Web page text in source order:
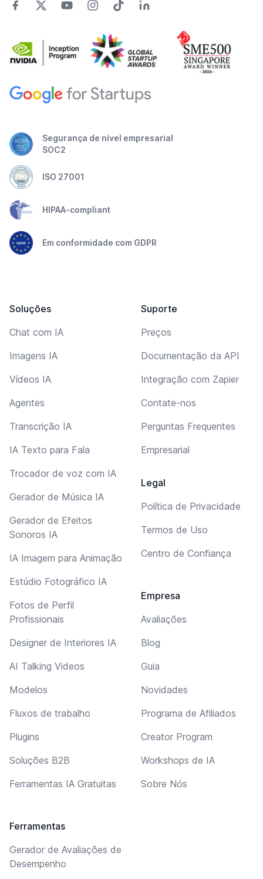
Segurança de nível empresarial
SOC2
ISO 27001
HIPAA-compliant
Em conformidade com GDPR
Soluções
Chat com IA
Imagens IA
Vídeos IA
Agentes
Transcrição IA
IA Texto para Fala
Trocador de voz com IA
Gerador de Música IA
Gerador de Efeitos
Sonoros IA
IA Imagem para Animação
Estúdio Fotográfico IA
Fotos de Perfil
Profissionais
Designer de Interiores IA
AI Talking Videos
Modelos
Fluxos de trabalho
Plugins
Soluções B2B
Ferramentas IA Gratuitas
Ferramentas
Gerador de Avaliações de
Desempenho
Suporte
Preços
Documentação da API
Integração com Zapier
Contate-nos
Perguntas Frequentes
Empresarial
Legal
Política de Privacidade
Termos de Uso
Centro de Confiança
Empresa
Avaliações
Blog
Guia
Novidades
Programa de Afiliados
Creator Program
Workshops de IA
Sobre Nós